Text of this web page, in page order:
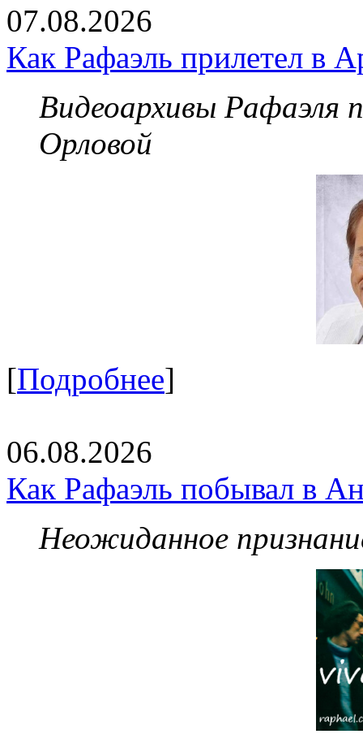
07.08.2026
Как Рафаэль прилетел в
Видеоархивы Рафаэля
Орловой
[Подробнее]
06.08.2026
Как Рафаэль побывал в
Неожиданное